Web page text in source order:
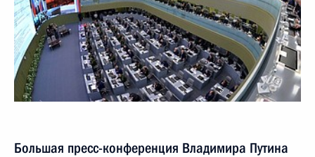
Большая пресс-конференция Владимира Путина